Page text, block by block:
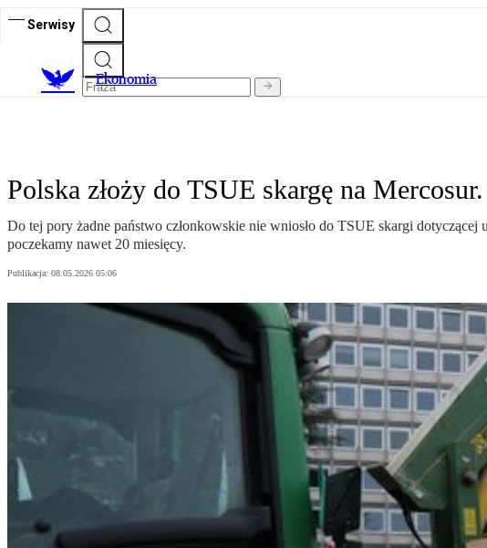
Serwisy
Ekonomia
Polska złoży do TSUE skargę na
Do tej pory żadne państwo członkowskie nie wniosło do TSUE skargi
poczekamy nawet 20 miesięcy.
Publikacja: 08.05.2026 05:06